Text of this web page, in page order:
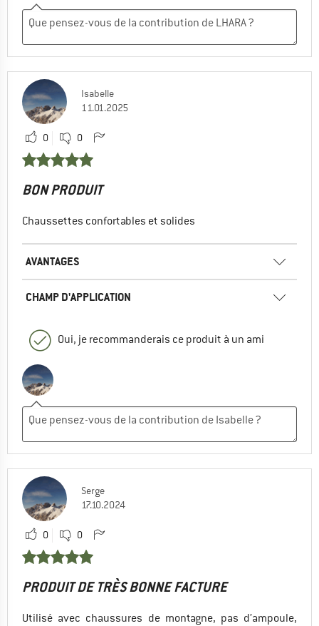
Isabelle
11.01.2025
0 0
BON PRODUIT
Chaussettes confortables et solides
AVANTAGES
CHAMP D'APPLICATION
Oui, je recommanderais ce produit à un ami
Serge
17.10.2024
0 0
PRODUIT DE TRÈS BONNE FACTURE
Utilisé avec chaussures de montagne, pas d’ampoule,